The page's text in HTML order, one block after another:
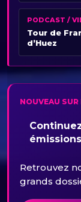
PODCAST /
Tour de
d’Huez
NOUVEAU
Retrouvez
grands